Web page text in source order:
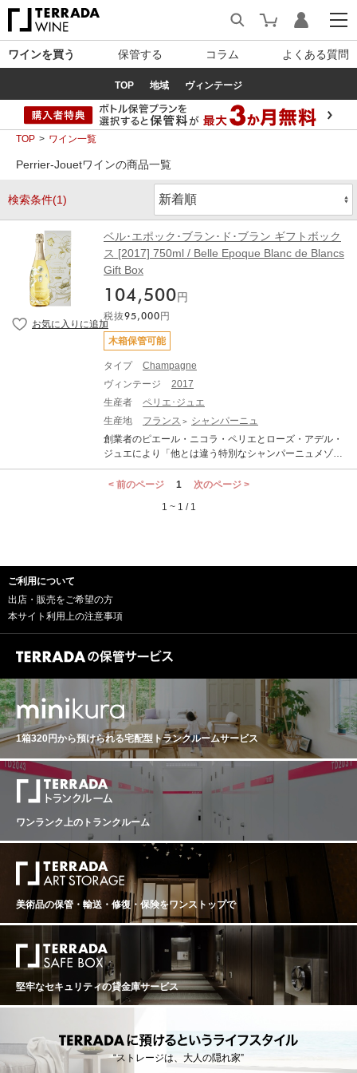
ワインを買う 保管する コラム よくある質問
TOP 地域 ヴィンテージ
TOP ワイン一覧
Perrier-Jouetワインの商品一覧
検索条件(1)
ベル･エポック･ブラン･ド･ブラン ギフトボック
ス [2017] 750ml / Belle Epoque Blanc de Blancs
Gift Box
104,500 円
税抜95,000 円
木箱保管可能
タイプ
Champagne
ヴィンテージ
2017
生産者
ペリエ･ジュエ
生産地
フランス
シャンパーニュ
創業者のピエール・ニコラ・ペリエとローズ・アデル・
ジュエにより「他とは違う特別なシャンパーニュメゾン
を作りたい」という二人の願望から、1811年に設立され
ました。 2020年10月、メゾンの第8代セラーマスターに
歴史上、初の女性の役職者となり、200年以上続いた伝
年にアール・ヌーヴォーの巨匠、エミール・ガレがメゾ
が優美に彩られ、世界の至る所ですぐにペリエ・ジュエ
ベル・エポックとわかるデザインです。 ブラン・ド・ブ
基づき、完璧に近い状態の年にしかヴィンテージを明記
テージ・キュヴェは希少で、ペリエ・ジュエ ベル・エポ
ック ブラン・ド・ブランはその中でも最も希少価値の高
いものとなっています。
< 前のページ 1
次のページ >
1 ~ 1 / 1
ご利用について
出店・販売をご希望の方
本サイト利用上の注意事項
1箱320円から預けられる宅配型トランクルームサービス
ワンランク上のトランクルーム
美術品の保管・輸送・修復・保険をワンストップで
堅牢なセキュリティの貸金庫サービス
“ストレージは、大人の隠れ家”